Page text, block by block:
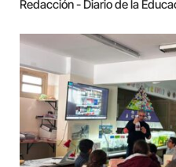
Redacción - Diario de la